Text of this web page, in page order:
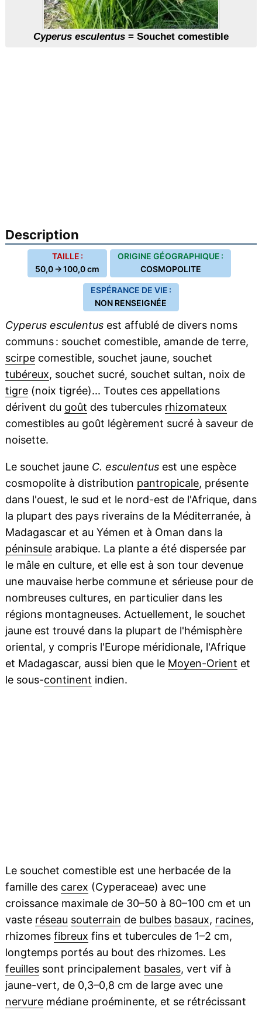
Cyperus esculentus= Souchet comestible
Description
TAILLE :
50,0 → 100,0 cm
ORIGINE GÉOGRAPHIQUE :
COSMOPOLITE
ESPÉRANCE DE VIE :
NON RENSEIGNÉE
Cyperus esculentusest affublé de divers noms
communs : souchet comestible, amande de terre,
scirpecomestible, souchet jaune, souchet
tubéreux, souchet sucré, souchet sultan, noix de
tigre(noix tigrée)... Toutes ces appellations
dérivent du goût des tubercules rhizomateux
comestibles au goût légèrement sucré à saveur de
noisette.
Le souchet jaune C. esculentusest une espèce
cosmopolite à distribution pantropicale, présente
dans l'ouest, le sud et le nord-est de l'Afrique, dans
la plupart des pays riverains de la Méditerranée, à
Madagascar et au Yémen et à Oman dans la
péninsulearabique. La plante a été dispersée par
le mâle en culture, et elle est à son tour devenue
une mauvaise herbe commune et sérieuse pour de
nombreuses cultures, en particulier dans les
régions montagneuses. Actuellement, le souchet
jaune est trouvé dans la plupart de l'hémisphère
oriental, y compris l'Europe méridionale, l'Afrique
et Madagascar, aussi bien que le Moyen-Orient et
le sous-continent indien.
Le souchet comestible est une herbacée de la
famille des carex (Cyperaceae) avec une
croissance maximale de 30–50 à 80–100 cm et un
vaste réseau souterrain de bulbes basaux, racines,
rhizomes fibreux fins et tubercules de 1–2 cm,
longtemps portés au bout des rhizomes. Les
feuillessont principalement basales, vert vif à
jaune-vert, de 0,3–0,8 cm de large avec une
nervuremédiane proéminente, et se rétrécissant